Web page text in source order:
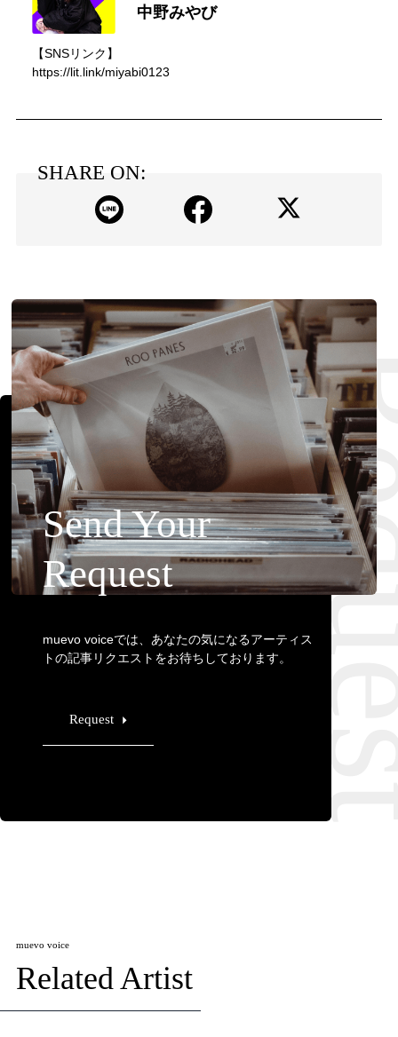
中野みやび
【SNSリンク】
https://lit.link/miyabi0123
SHARE ON:
Send Your
Request
muevo voiceでは、あなたの気になるアーティス
トの記事リクエストをお待ちしております。
Request
muevo voice
Related Artist